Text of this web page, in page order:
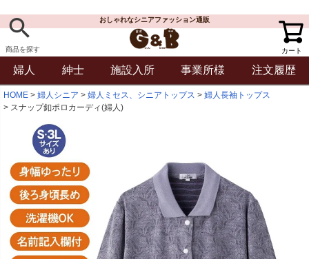
商品を探す
おしゃれなシニアファッション通販
カート
婦人 紳士 施設入所 事業所様 注文履歴
HOME 婦人シニア 婦人ミセス、シニアトップス
婦人長袖トップス
スナップ釦ポロカーディ(婦人)